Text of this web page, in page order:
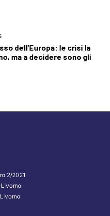
dell’Europa: le crisi la
ma a decidere sono gli
2/2021
Livorno